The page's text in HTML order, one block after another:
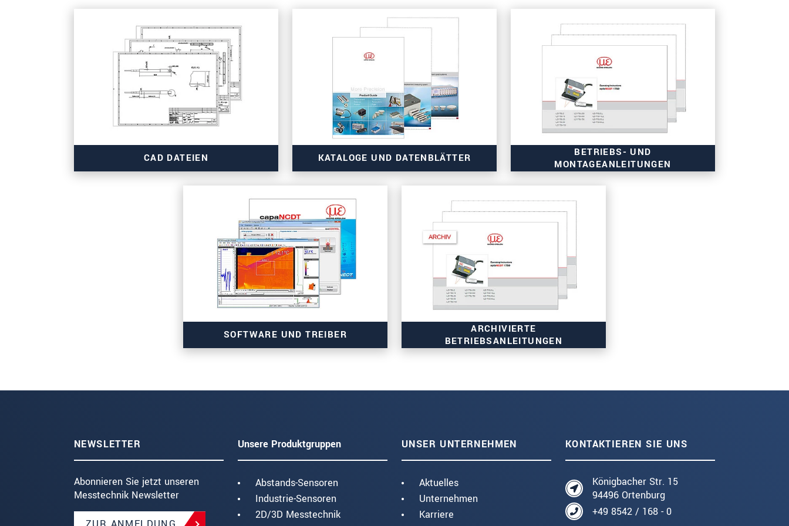
CAD DATEIEN KATALOGE UND DATENBLÄTTER
BETRIEBS- UND
MONTAGEANLEITUNGEN
SOFTWARE UND TREIBER
ARCHIVIERTE
BETRIEBSANLEITUNGEN
NEWSLETTER
Abonnieren Sie jetzt unseren
Messtechnik Newsletter
Unsere Produktgruppen
Abstands-Sensoren
Industrie-Sensoren
2D/3D Messtechnik
UNSER UNTERNEHMEN
Aktuelles
Unternehmen
Karriere
KONTAKTIEREN SIE UNS
Königbacher Str. 15
94496 Ortenburg
+49 8542 / 168 - 0